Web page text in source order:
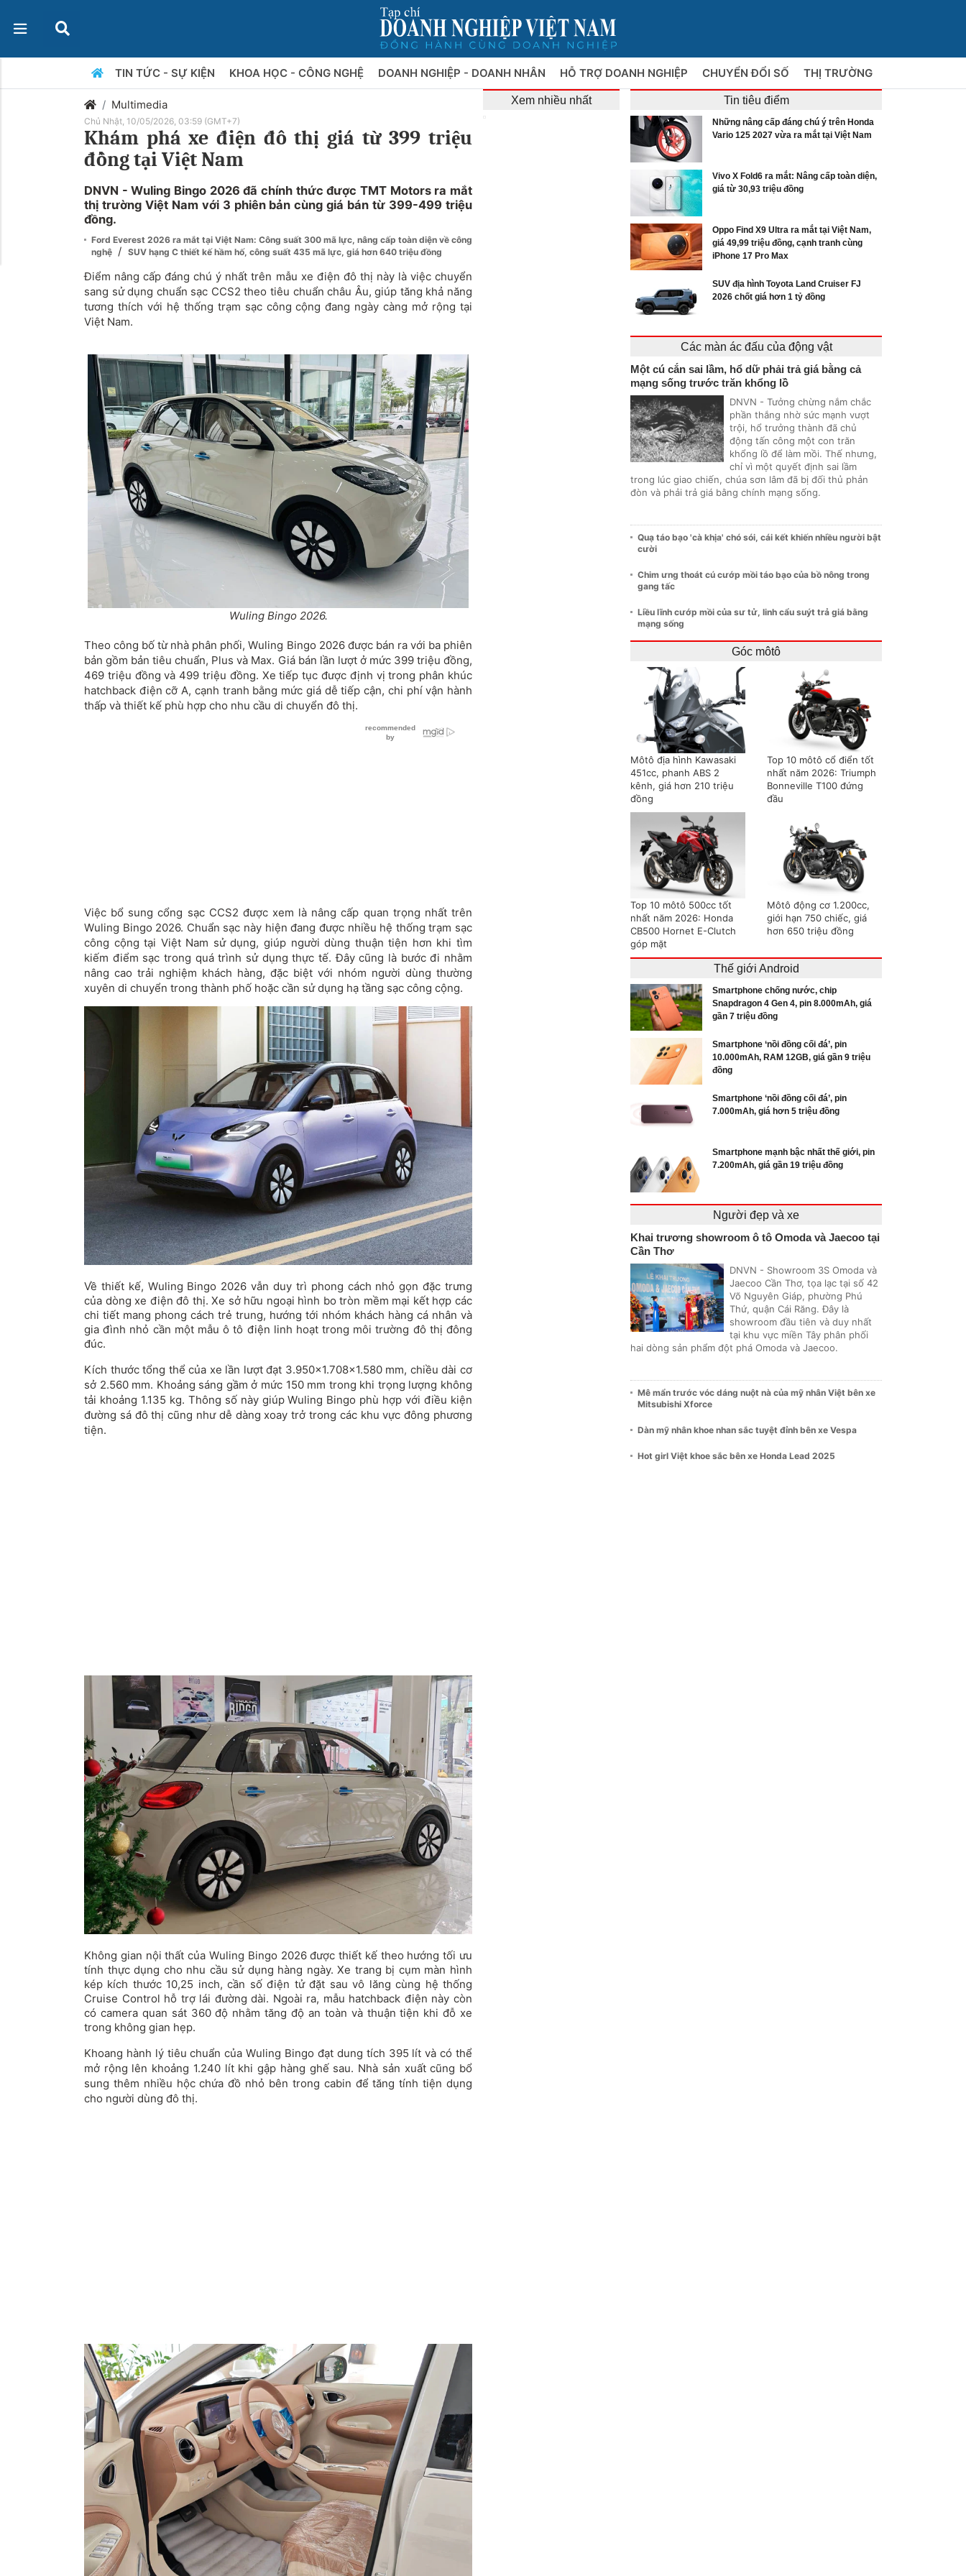
TIN TỨC - SỰ KIỆN KHOA HỌC - CÔNG NGHỆ DOANH NGHIỆP - DOANH NHÂN HỖ TRỢ DOANH NGHIỆP CHUYỂN ĐỔI SỐ THỊ TRƯỜNG
Multimedia
Chủ Nhật, 10/05/2026, 03:59 (GMT+7)
Khám phá xe điện đô thị giá từ 399 triệu
đồng tại Việt Nam
DNVN - Wuling Bingo 2026 đã chính thức được TMT Motors ra mắt
thị trường Việt Nam với 3 phiên bản cùng giá bán từ 399-499 triệu
đồng.
Ford Everest 2026 ra mắt tại Việt Nam: Công suất 300 mã lực, nâng cấp toàn diện về công
nghệ / SUV hạng C thiết kế hầm hố, công suất 435 mã lực, giá hơn 640 triệu đồng
Điểm nâng cấp đáng chú ý nhất trên mẫu xe điện đô thị này là việc chuyển
sang sử dụng chuẩn sạc CCS2 theo tiêu chuẩn châu Âu, giúp tăng khả năng
tương thích với hệ thống trạm sạc công cộng đang ngày càng mở rộng tại
Việt Nam.
Wuling Bingo 2026.
Theo công bố từ nhà phân phối, Wuling Bingo 2026 được bán ra với ba phiên
bản gồm bản tiêu chuẩn, Plus và Max. Giá bán lần lượt ở mức 399 triệu đồng,
469 triệu đồng và 499 triệu đồng. Xe tiếp tục được định vị trong phân khúc
hatchback điện cỡ A, cạnh tranh bằng mức giá dễ tiếp cận, chi phí vận hành
thấp và thiết kế phù hợp cho nhu cầu di chuyển đô thị.
Việc bổ sung cổng sạc CCS2 được xem là nâng cấp quan trọng nhất trên
Wuling Bingo 2026. Chuẩn sạc này hiện đang được nhiều hệ thống trạm sạc
công cộng tại Việt Nam sử dụng, giúp người dùng thuận tiện hơn khi tìm
kiếm điểm sạc trong quá trình sử dụng thực tế. Đây cũng là bước đi nhằm
nâng cao trải nghiệm khách hàng, đặc biệt với nhóm người dùng thường
xuyên di chuyển trong thành phố hoặc cần sử dụng hạ tầng sạc công cộng.
Về thiết kế, Wuling Bingo 2026 vẫn duy trì phong cách nhỏ gọn đặc trưng
của dòng xe điện đô thị. Xe sở hữu ngoại hình bo tròn mềm mại kết hợp các
chi tiết mang phong cách trẻ trung, hướng tới nhóm khách hàng cá nhân và
gia đình nhỏ cần một mẫu ô tô điện linh hoạt trong môi trường đô thị đông
đúc.
Kích thước tổng thể của xe lần lượt đạt 3.950x1.708x1.580 mm, chiều dài cơ
sở 2.560 mm. Khoảng sáng gầm ở mức 150 mm trong khi trọng lượng không
tải khoảng 1.135 kg. Thông số này giúp Wuling Bingo phù hợp với điều kiện
đường sá đô thị cũng như dễ dàng xoay trở trong các khu vực đông phương
tiện.
Không gian nội thất của Wuling Bingo 2026 được thiết kế theo hướng tối ưu
tính thực dụng cho nhu cầu sử dụng hàng ngày. Xe trang bị cụm màn hình
kép kích thước 10,25 inch, cần số điện tử đặt sau vô lăng cùng hệ thống
Cruise Control hỗ trợ lái đường dài. Ngoài ra, mẫu hatchback điện này còn
có camera quan sát 360 độ nhằm tăng độ an toàn và thuận tiện khi đỗ xe
trong không gian hẹp.
Khoang hành lý tiêu chuẩn của Wuling Bingo đạt dung tích 395 lít và có thể
mở rộng lên khoảng 1.240 lít khi gập hàng ghế sau. Nhà sản xuất cũng bổ
sung thêm nhiều hộc chứa đồ nhỏ bên trong cabin để tăng tính tiện dụng
cho người dùng đô thị.
Xem nhiều nhất Tin tiêu điểm
Những nâng cấp đáng chú ý trên Honda
Vario 125 2027 vừa ra mắt tại Việt Nam
Vivo X Fold6 ra mắt: Nâng cấp toàn diện,
giá từ 30,93 triệu đồng
Oppo Find X9 Ultra ra mắt tại Việt Nam,
giá 49,99 triệu đồng, cạnh tranh cùng
iPhone 17 Pro Max
SUV địa hình Toyota Land Cruiser FJ
2026 chốt giá hơn 1 tỷ đồng
Các màn ác đấu của động vật
Một cú cắn sai lầm, hổ dữ phải trả giá bằng cả
mạng sống trước trăn khổng lồ
DNVN - Tưởng chừng nắm chắc
phần thắng nhờ sức mạnh vượt
trội, hổ trưởng thành đã chủ
động tấn công một con trăn
khổng lồ để làm mồi. Thế nhưng,
chỉ vì một quyết định sai lầm
trong lúc giao chiến, chúa sơn lâm đã bị đối thủ phản
đòn và phải trả giá bằng chính mạng sống.
Quạ táo bạo 'cà khịa' chó sói, cái kết khiến nhiều người bật
cười
Chim ưng thoát cú cướp mồi táo bạo của bồ nông trong
gang tấc
Liều lĩnh cướp mồi của sư tử, linh cẩu suýt trả giá bằng
mạng sống
Góc môtô
Môtô địa hình Kawasaki
451cc, phanh ABS 2
kênh, giá hơn 210 triệu
đồng
Top 10 môtô cổ điển tốt
nhất năm 2026: Triumph
Bonneville T100 đứng
đầu
Top 10 môtô 500cc tốt
nhất năm 2026: Honda
CB500 Hornet E-Clutch
góp mặt
Môtô động cơ 1.200cc,
giới hạn 750 chiếc, giá
hơn 650 triệu đồng
Thế giới Android
Smartphone chống nước, chip
Snapdragon 4 Gen 4, pin 8.000mAh, giá
gần 7 triệu đồng
Smartphone ‘nồi đồng cối đá’, pin
10.000mAh, RAM 12GB, giá gần 9 triệu
đồng
Smartphone ‘nồi đồng cối đá’, pin
7.000mAh, giá hơn 5 triệu đồng
Smartphone mạnh bậc nhất thế giới, pin
7.200mAh, giá gần 19 triệu đồng
Người đẹp và xe
Khai trương showroom ô tô Omoda và Jaecoo tại
Cần Thơ
DNVN - Showroom 3S Omoda và
Jaecoo Cần Thơ, tọa lạc tại số 42
Võ Nguyên Giáp, phường Phú
Thứ, quận Cái Răng. Đây là
showroom đầu tiên và duy nhất
tại khu vực miền Tây phân phối
hai dòng sản phẩm đột phá Omoda và Jaecoo.
Mê mẩn trước vóc dáng nuột nà của mỹ nhân Việt bên xe
Mitsubishi Xforce
Dàn mỹ nhân khoe nhan sắc tuyệt đỉnh bên xe Vespa
Hot girl Việt khoe sắc bên xe Honda Lead 2025